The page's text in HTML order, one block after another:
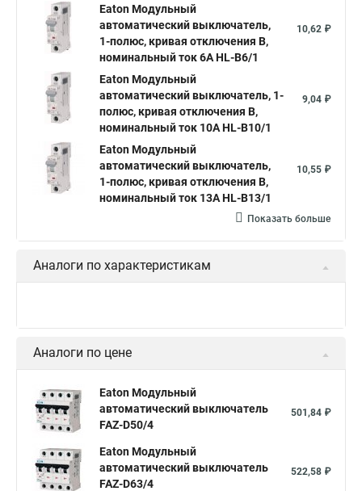
Eaton Модульный
автоматический выключатель,
1-полюс, кривая отключения B,
номинальный ток 6А HL-B6/1
10,62 ₽
Eaton Модульный
автоматический выключатель, 1-
полюс, кривая отключения B,
номинальный ток 10А HL-B10/1
9,04 ₽
Eaton Модульный
автоматический выключатель,
1-полюс, кривая отключения B,
номинальный ток 13А HL-B13/1
10,55 ₽
Показать больше
Аналоги по характеристикам
Аналоги по цене
Eaton Модульный
автоматический выключатель
FAZ-D50/4
501,84 ₽
Eaton Модульный
автоматический выключатель
FAZ-D63/4
522,58 ₽